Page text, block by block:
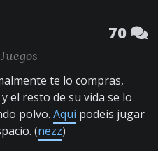
70
Juegos
te lo compras,
el resto de su vida se lo
polvo. Aquípodeis jugar
(nezz)